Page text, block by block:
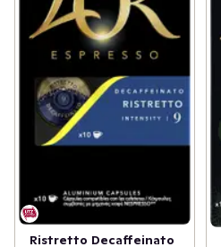
Ristretto Decaffeinato